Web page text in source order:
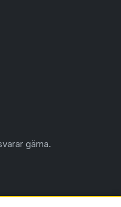
gärna.